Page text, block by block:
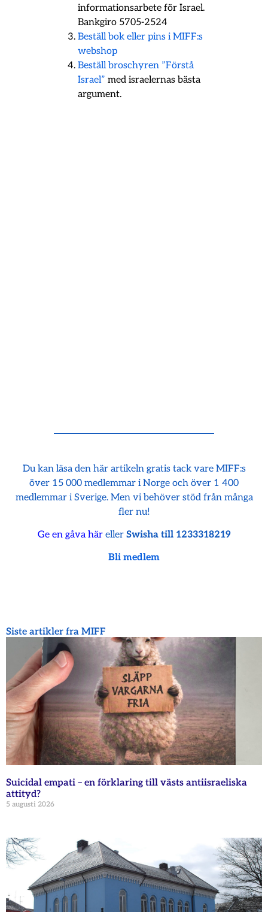
informationsarbete för Israel.
Bankgiro 5705-2524
Beställ bok eller pins i MIFF:s
webshop
Beställ broschyren ”Förstå
Israel” med israelernas bästa
argument.
Du kan läsa den här artikeln gratis tack vare MIFF:s
över 15 000 medlemmar i Norge och över 1 400
medlemmar i Sverige. Men vi behöver stöd från många
fler nu!
Ge en gåva häreller Swisha till 1233318219
Bli medlem
Siste artikler fra MIFF
Suicidal empati – en förklaring till västs antiisraeliska
attityd?
5 augusti 2026